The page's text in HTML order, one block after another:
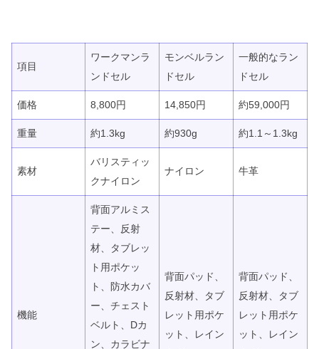
項目
ワークマンラ
ンドセル
モンベルラン
ドセル
一般的なラン
ドセル
価格 8,800円 14,850円 約59,000円
重量 約1.3kg 約930g 約1.1～1.3kg
素材
バリスティッ
クナイロン
ナイロン 牛革
機能
背面アルミス
テー、反射
材、タブレッ
ト用ポケッ
ト、防水カバ
ー、チェスト
ベルト、Dカ
ン、カラビナ
背面パッド、
反射材、タブ
レット用ポケ
ット、レイン
背面パッド、
反射材、タブ
レット用ポケ
ット、レイン